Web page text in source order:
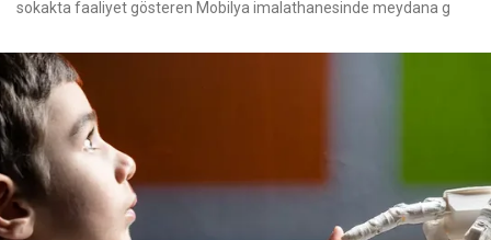
sokakta faaliyet gösteren Mobilya imalathanesinde meydana g